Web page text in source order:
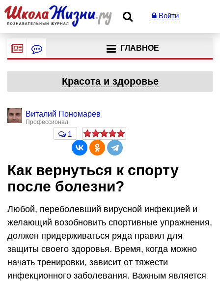
Войти
ГЛАВНОЕ
Красота и здоровье
Виталий Пономарев
Профессионал
1
Как вернуться к спорту
после болезни?
Любой, переболевший вирусной инфекцией и
желающий возобновить спортивные упражнения,
должен придерживаться ряда правил для
защиты своего здоровья. Время, когда можно
начать тренировки, зависит от тяжести
инфекционного заболевания. Важным является